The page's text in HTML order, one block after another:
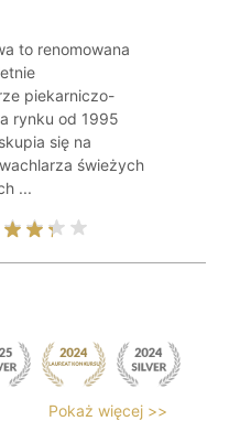
to renomowana
piekarniczo-
rynku od 1995
się na
świeżych
...
Pokaż więcej >>